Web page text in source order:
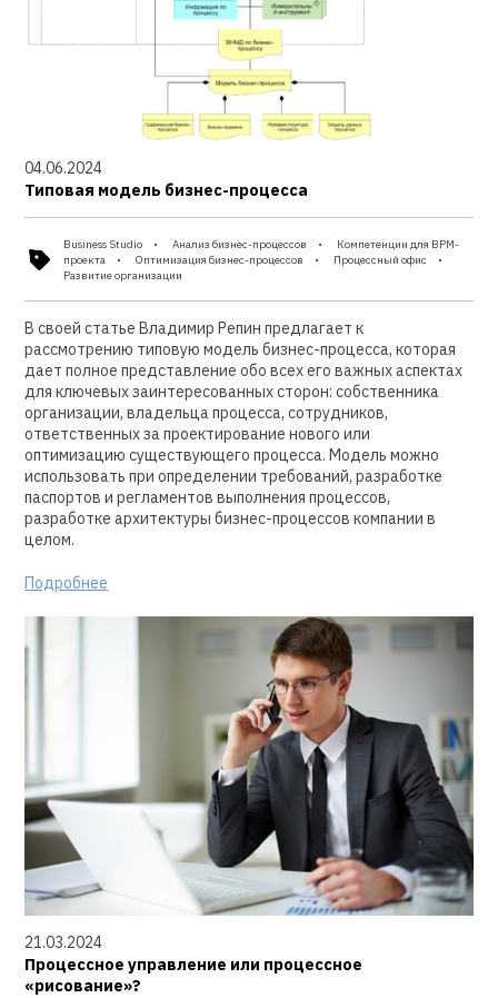
04.06.2024
Типовая модель бизнес-процесса
Business Studio Анализ бизнес-процессов
Компетенции для BPM-
проекта
Оптимизация бизнес-процессов
Процессный офис
Развитие организации
В своей статье Владимир Репин предлагает к
рассмотрению типовую модель бизнес-процесса, которая
дает полное представление обо всех его важных аспектах
для ключевых заинтересованных сторон: собственника
организации, владельца процесса, сотрудников,
ответственных за проектирование нового или
оптимизацию существующего процесса. Модель можно
использовать при определении требований, разработке
паспортов и регламентов выполнения процессов,
разработке архитектуры бизнес-процессов компании в
целом.
Подробнее
21.03.2024
Процессное управление или процессное
«рисование»?